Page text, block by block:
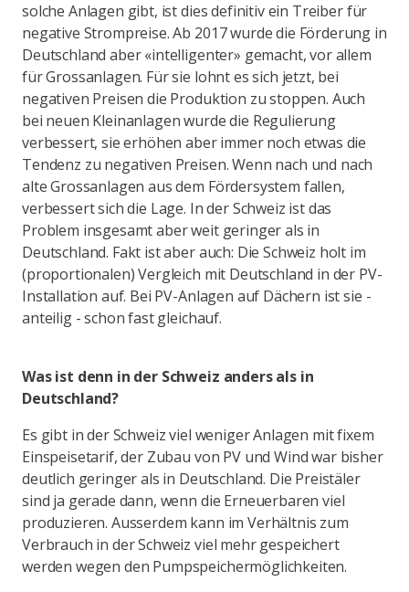
solche Anlagen gibt, ist dies definitiv ein Treiber für
negative Strompreise. Ab 2017 wurde die Förderung in
Deutschland aber «intelligenter» gemacht, vor allem
für Grossanlagen. Für sie lohnt es sich jetzt, bei
negativen Preisen die Produktion zu stoppen. Auch
bei neuen Kleinanlagen wurde die Regulierung
verbessert, sie erhöhen aber immer noch etwas die
Tendenz zu negativen Preisen. Wenn nach und nach
alte Grossanlagen aus dem Fördersystem fallen,
verbessert sich die Lage. In der Schweiz ist das
Problem insgesamt aber weit geringer als in
Deutschland. Fakt ist aber auch: Die Schweiz holt im
(proportionalen) Vergleich mit Deutschland in der PV-
Installation auf. Bei PV-Anlagen auf Dächern ist sie -
anteilig - schon fast gleichauf.
Was ist denn in der Schweiz anders als in
Deutschland?
Es gibt in der Schweiz viel weniger Anlagen mit fixem
Einspeisetarif, der Zubau von PV und Wind war bisher
deutlich geringer als in Deutschland. Die Preistäler
sind ja gerade dann, wenn die Erneuerbaren viel
produzieren. Ausserdem kann im Verhältnis zum
Verbrauch in der Schweiz viel mehr gespeichert
werden wegen den Pumpspeichermöglichkeiten.